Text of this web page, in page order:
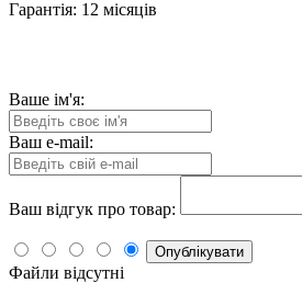
Гарантія: 12 місяців
Ваше ім'я:
Ваш e-mail:
Ваш відгук про товар:
Опублікувати
Файли відсутні